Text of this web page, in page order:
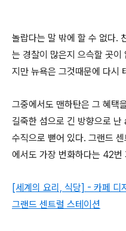
놀랍다는 말 밖에 할 수 없다.
는 경찰이 많은지 으슥할 곳이
지만 뉴욕은 그것때문에 다시
그중에서도 맨하탄은 그 혜택
길죽한 섬으로 긴 방향으로
수직으로 뻗어 있다. 그랜드
에서도 가장 번화하다는 42
[세계의 요리, 식당] - 카페 디
그랜드 센트럴 스테이션